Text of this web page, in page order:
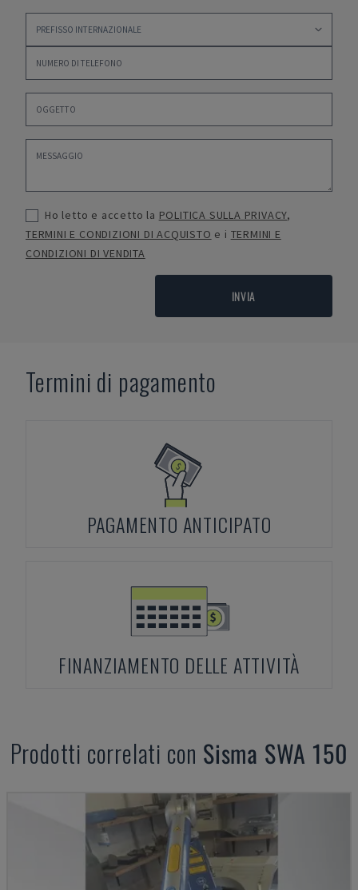
Ho letto e accetto la POLITICA SULLA PRIVACY,
TERMINI E CONDIZIONI DI ACQUISTO e i TERMINI E
CONDIZIONI DI VENDITA
INVIA
Termini di pagamento
PAGAMENTO ANTICIPATO
FINANZIAMENTO DELLE ATTIVITÀ
Prodotti correlati con Sisma SWA 150